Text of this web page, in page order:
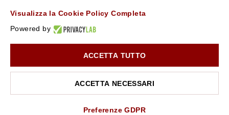
Lavora con noi
Rossi Profumi Spa - Via Emilia Santo Stefano 9, 42121 Reggio Emilia - CF e
P.IVA 01351170350 - REA RE-179054 Cap.Soc. € 120.000,00 i.v. - PEC
10% di Sconto sul primo ordine!*
Iscriviti alla newsletter e rimani aggiornato con le novità e
le promozioni Rossi Profumi.
*Il Buono non si applica su Articoli in Promozione
ISCRIVITI ALLA NEWSLETTER
Visualizza la Cookie Policy Completa
Powered by
ACCETTA TUTTO
ACCETTA NECESSARI
Preferenze GDPR